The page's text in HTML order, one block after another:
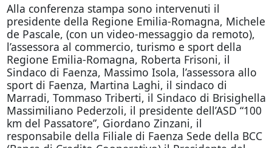
Alla conferenza stampa sono intervenuti il
presidente della Regione Emilia-Romagna, Michele
de Pascale, (con un video-messaggio da remoto),
l’assessora al commercio, turismo e sport della
Regione Emilia-Romagna, Roberta Frisoni, il
Sindaco di Faenza, Massimo Isola, l’assessora allo
sport di Faenza, Martina Laghi, il sindaco di
Marradi, Tommaso Triberti, il Sindaco di Brisighella
Massimiliano Pederzoli, il presidente dell’ASD “100
km del Passatore”, Giordano Zinzani, il
responsabile della Filiale di Faenza Sede della BCC